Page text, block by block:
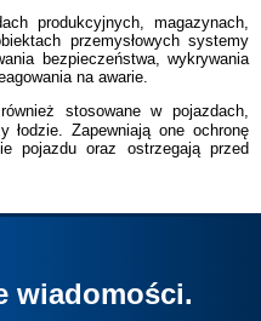
produkcyjnych, magazynach,
przemysłowych systemy
bezpieczeństwa, wykrywania
na awarie.
stosowane w pojazdach,
Zapewniają one ochronę
pojazdu oraz ostrzegają przed
wiadomości.